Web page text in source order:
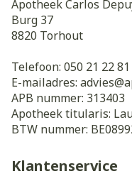
Apotheek Carlos
Burg 37
8820 Torhout
Telefoon: 050 21 22 81
E-mailadres: advies@
APB nummer: 313403
Apotheek titularis:
BTW nummer:
Klantenservice